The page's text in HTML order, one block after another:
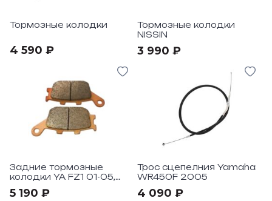
Тормозные колодки
4 590 ₽
Тормозные колодки
NISSIN
3 990 ₽
Задние тормозные
колодки YA FZ1 01-05,
5 190 ₽
Трос сцепелния Yamaha
WR450F 2005
4 090 ₽